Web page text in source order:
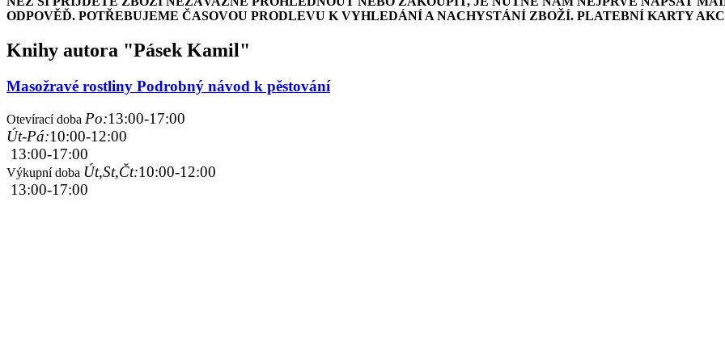
ODPOVĚĎ. POTŘEBUJEME ČASOVOU PRODLEVU K VYHLEDÁNÍ A NACHYSTÁNÍ ZBOŽÍ. PLATEBNÍ KARTY
Knihy autora "Pásek Kamil"
Masožravé rostliny Podrobný návod k pěstování
Otevírací doba Po:13:00-17:00
Út-Pá:10:00-12:00
13:00-17:00
Výkupní doba Út,St,Čt:10:00-12:00
13:00-17:00